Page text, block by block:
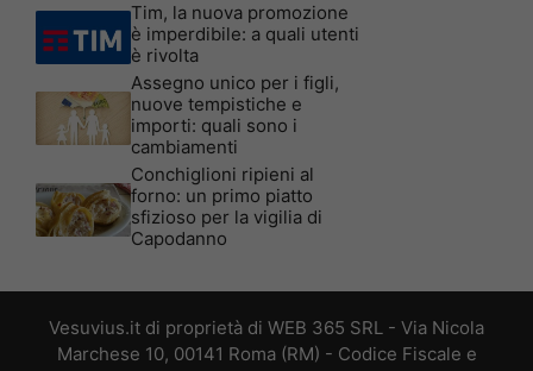
Tim, la nuova promozione
è imperdibile: a quali utenti
è rivolta
Assegno unico per i figli,
nuove tempistiche e
importi: quali sono i
cambiamenti
Conchiglioni ripieni al
forno: un primo piatto
sfizioso per la vigilia di
Capodanno
Vesuvius.it di proprietà di WEB 365 SRL - Via Nicola
Marchese 10, 00141 Roma (RM) - Codice Fiscale e